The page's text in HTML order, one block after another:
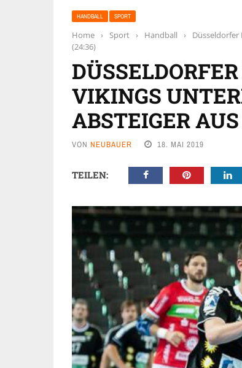
HANDBALL SPORT
Home › Sport › Handball ›
Düsseldorfer
(24:36)
VIKINGS
ABSTEIGER
VON NEUBAUER 18. MAI 2019
TEILEN: